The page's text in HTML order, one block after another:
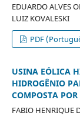
EDUARDO ALVES
LUIZ KOVALESKI
PDF
USINA EÓLICA
HIDROGÊNIO
COMPOSTA
FABIO HENRIQUE